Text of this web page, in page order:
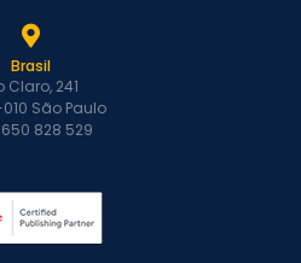
Brasil
Claro, 241
010 São Paulo
828 529